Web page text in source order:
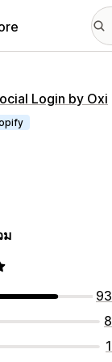
Login by Oxi
ม
93
8
1